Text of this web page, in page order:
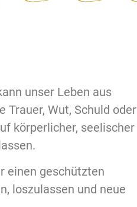
unser Leben aus
Trauer, Wut, Schuld oder
körperlicher, seelischer
einen geschützten
loszulassen und neue